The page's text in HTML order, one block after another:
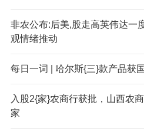
非农公布:后美,股走高英伟达一
观情绪推动
每日一词 | 哈尔斯{三}款产品获
入股2{家}农商行获批，山西农
家